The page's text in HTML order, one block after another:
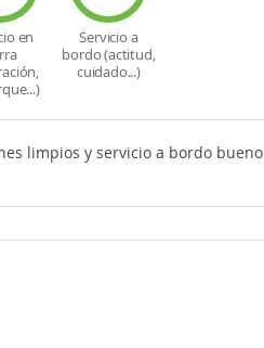
en
Servicio a
bordo (actitud,
cuidado...)
limpios y servicio a bordo bueno